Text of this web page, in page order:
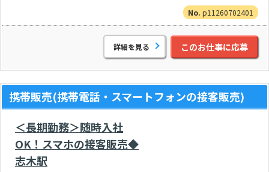
p11260702401
詳細を見る このお仕事に応募
携帯販売(携帯電話・スマートフォンの接客販売)
＜長期勤務＞随時入社
OK！スマホの接客販売◆
志木駅